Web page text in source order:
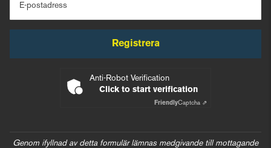
E-postadress
Registrera
Anti-Robot Verification
Click to start verification
FriendlyCaptcha ⇗
Genom ifyllnad av detta formulär lämnas medgivande till mottagande